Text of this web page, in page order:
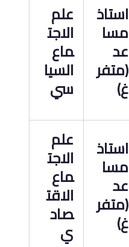
استاذ
مسا
عد
(متفر
غ)
علم
الاجت
ماع
السيا
سي
استاذ
مسا
عد
(متفر
غ)
علم
الاجت
ماع
الاقت
صاد
ي